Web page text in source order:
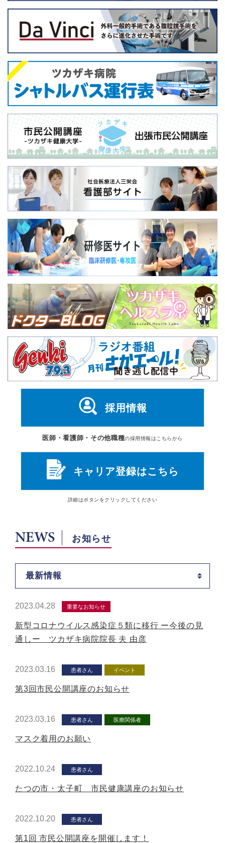
採用情報
医師・看護師・その他職種の採用情報はこちらから
キャリア登録はこちら
詳細はボタン をクリックしてください
NEWS お知らせ
最新情報
2023.04.28 重要なお知らせ
新型コロナウイルス感染症５類に移行 ー今後の見
通しー ツカザキ病院院長 夫 由彦
2023.03.16 患者さん イベント
第3回市民公開講座のお知らせ
2023.03.16 患者さん 医療関係者
マスク着用のお願い
2022.10.24 患者さん
たつの市・太子町 市民健康講座のお知らせ
2022.10.20 患者さん
第1回 市民公開講座を開催します！